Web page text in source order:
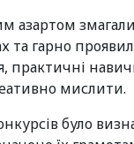
азартом
та гарно
практичні
мислити.
було